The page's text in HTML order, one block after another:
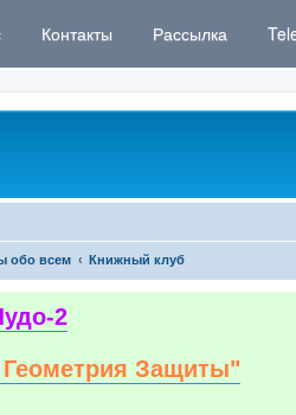
Контакты Рассылка
обо всем Книжный клуб
2
Защиты"